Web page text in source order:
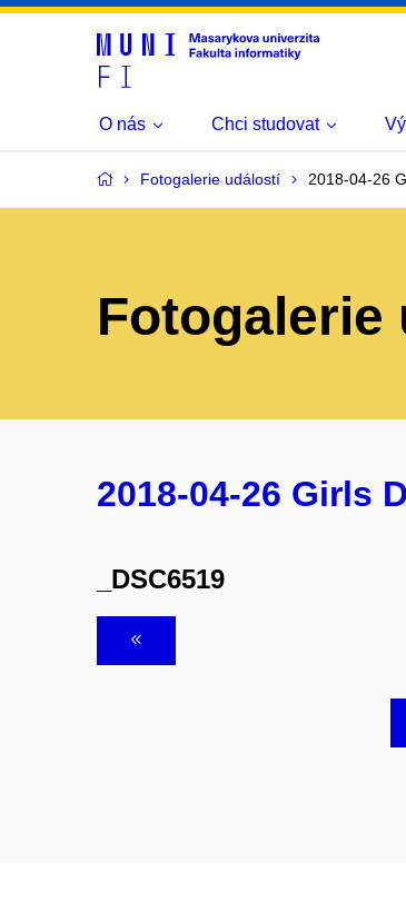
O nás Chci studovat
Fotogalerie událostí 2018-04-26
Fotogalerie
2018-04-26 Girls
_DSC6519